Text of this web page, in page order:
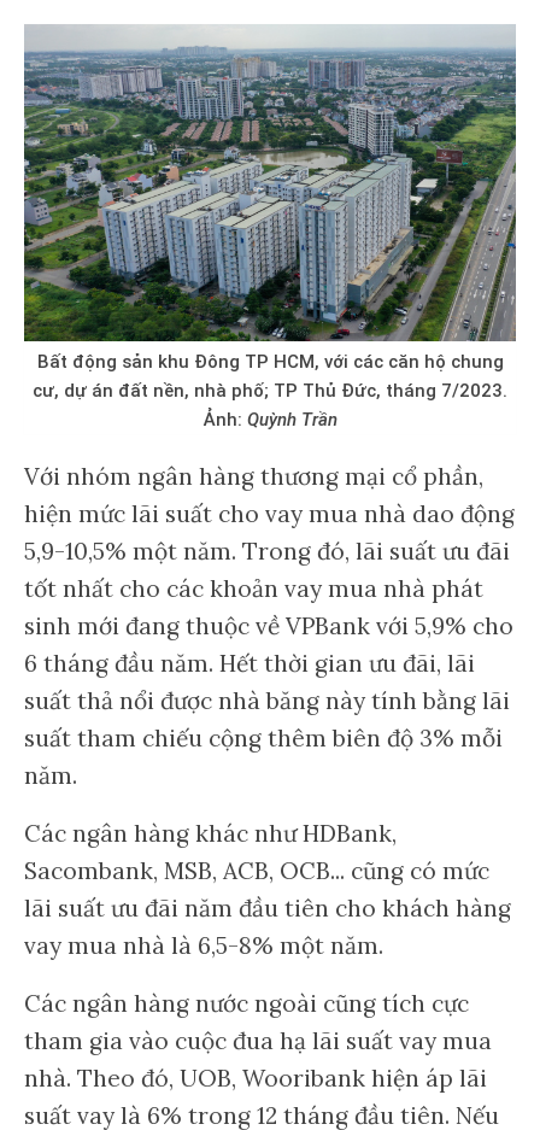
Bất động sản khu Đông TP HCM, với các căn hộ chung
cư, dự án đất nền, nhà phố; TP Thủ Đức, tháng 7/2023.
Ảnh: Quỳnh Trần
Với nhóm ngân hàng thương mại cổ phần,
hiện mức lãi suất cho vay mua nhà dao động
5,9-10,5% một năm. Trong đó, lãi suất ưu đãi
tốt nhất cho các khoản vay mua nhà phát
sinh mới đang thuộc về VPBank với 5,9% cho
6 tháng đầu năm. Hết thời gian ưu đãi, lãi
suất thả nổi được nhà băng này tính bằng lãi
suất tham chiếu cộng thêm biên độ 3% mỗi
năm.
Các ngân hàng khác như HDBank,
Sacombank, MSB, ACB, OCB... cũng có mức
lãi suất ưu đãi năm đầu tiên cho khách hàng
vay mua nhà là 6,5-8% một năm.
Các ngân hàng nước ngoài cũng tích cực
tham gia vào cuộc đua hạ lãi suất vay mua
nhà. Theo đó, UOB, Wooribank hiện áp lãi
suất vay là 6% trong 12 tháng đầu tiên. Nếu